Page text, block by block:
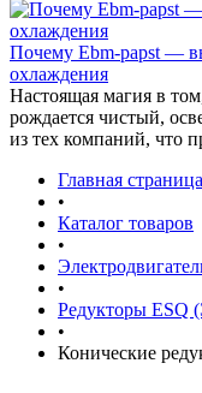
Почему Ebm-papst —
охлаждения
Настоящая магия в
рождается чистый,
из тех компаний, что
Главная страница
•
Каталог товаров
•
•
Редукторы ESQ
•
Конические